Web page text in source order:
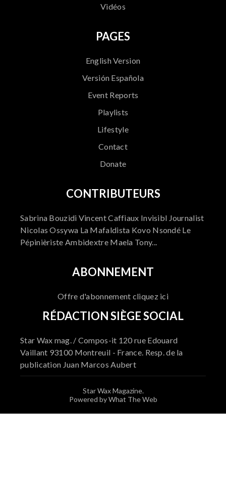
Vidéos
PAGES
English Version
Versión Española
Event Reports
Playlists
Lifestyle
Contact
Donate
CONTRIBUTEURS
Sabrina Bouzidi Vincent Caffiaux Invisibl Journalist
Nicolas Ossywa La Mafaldista Kovo Nsondé Le
Pépinièriste Ambidextre Maela Tony...
ABONNEMENT
Offre d'abonnement cliquez ici
RÉDACTION SIÈGE SOCIAL
Star Wax mag. / Compos-it 120 rue Edouard
Vaillant 93100 Montreuil - France. Resp. de la
publication Juan Marcos Aubert
Star Wax Magazine.
Powered by What The Web